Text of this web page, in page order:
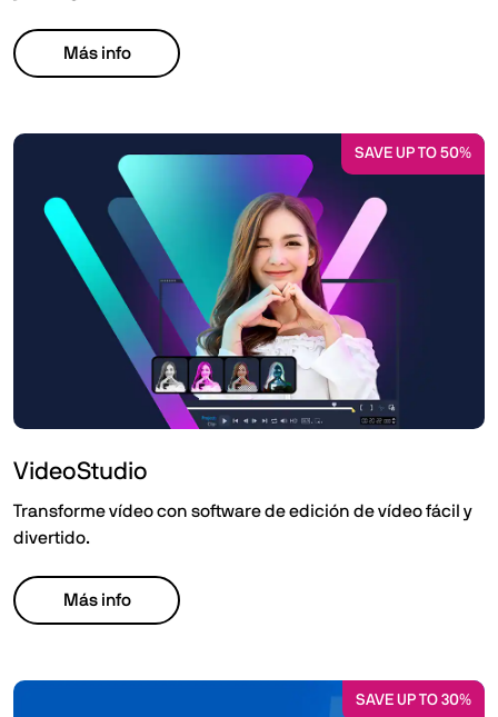
Más info
SAVE UP TO 50%
VideoStudio
Transforme vídeo con software de edición de vídeo fácil y
divertido.
Más info
SAVE UP TO 30%